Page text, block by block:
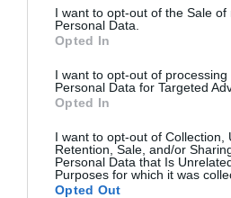
consent section.
I want to opt-out of the Sale of
Personal Data.
Opted In
I want to opt-out of processing
Personal Data for Targeted
Opted In
I want to opt-out of Collection,
Retention, Sale, and/or
Personal Data that Is
Purposes for which it was
Opted Out
Tommi Makinen, a finn
segédkezik majd a…